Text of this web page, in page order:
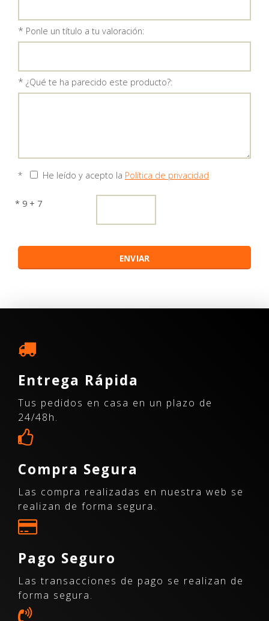
* Ponle un título a tu valoración:
* ¿Qué te ha parecido este producto?:
* He leído y acepto la Política de privacidad
* 9 + 7
Entrega Rápida
Tus pedidos en casa en un plazo de
24/48h.
Compra Segura
Las compra realizadas en nuestra web se
realizan de forma segura.
Pago Seguro
Las transacciones de pago se realizan de
forma segura.